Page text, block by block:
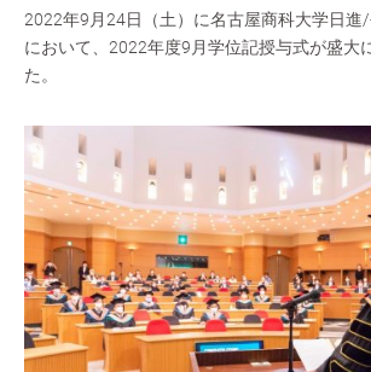
2022年9月24日（土）に名古屋商科大学日進
において、2022年度9月学位記授与式が盛大
た。